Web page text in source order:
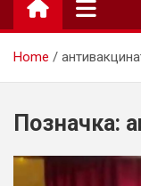
Home
Позначка: